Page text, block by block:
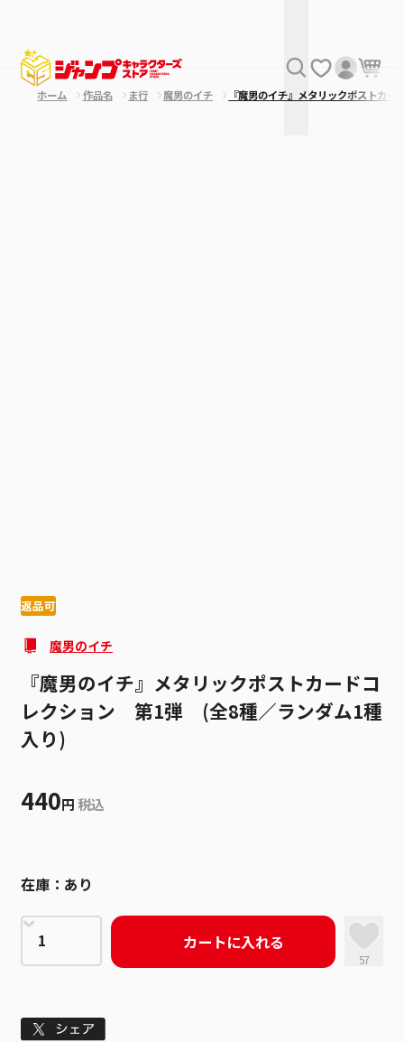
ホーム 作品名 ま行 魔男のイチ 『魔男のイチ』メタリックポスト
返品可
魔男のイチ
『魔男のイチ』メタリックポストカードコ
レクション 第1弾 (全8種／ランダム1種
入り)
440円 税込
在庫： あり
カートに入れる
57
Tweet